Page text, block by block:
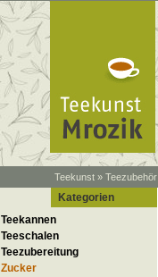
Teekunst » Teezubehör
Kategorien
Teekannen
Teeschalen
Teezubereitung
Zucker